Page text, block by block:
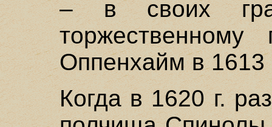
– в своих
Оппенхайм в 1613
Когда в 1620 г.